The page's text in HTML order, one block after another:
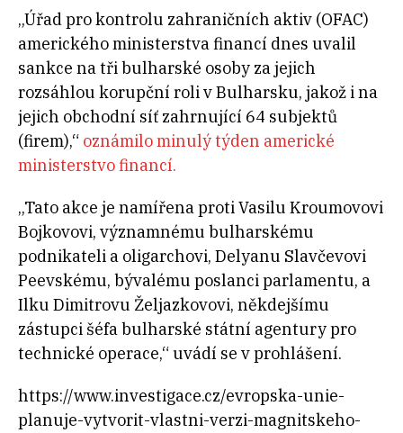
„Úřad pro kontrolu zahraničních aktiv (OFAC)
amerického ministerstva financí dnes uvalil
sankce na tři bulharské osoby za jejich
rozsáhlou korupční roli v Bulharsku, jakož i na
jejich obchodní síť zahrnující 64 subjektů
(firem),“ oznámilo minulý týden americké
ministerstvo financí.
„Tato akce je namířena proti Vasilu Kroumovovi
Bojkovovi, významnému bulharskému
podnikateli a oligarchovi, Delyanu Slavčevovi
Peevskému, bývalému poslanci parlamentu, a
Ilku Dimitrovu Željazkovovi, někdejšímu
zástupci šéfa bulharské státní agentury pro
technické operace,“ uvádí se v prohlášení.
https://www.investigace.cz/evropska-unie-
planuje-vytvorit-vlastni-verzi-magnitskeho-